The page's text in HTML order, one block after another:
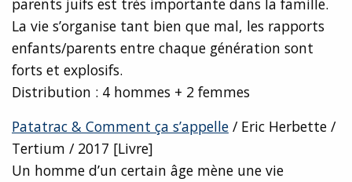
parents juifs est très importante dans la famille.
La vie s’organise tant bien que mal, les rapports
enfants/parents entre chaque génération sont
forts et explosifs.
Distribution : 4 hommes + 2 femmes
Patatrac & Comment ça s’appelle / Eric Herbette /
Tertium / 2017 [Livre]
Un homme d’un certain âge mène une vie